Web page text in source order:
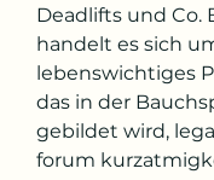
Deadlifts und Co.
handelt es sich
lebenswichtiges
das in der
gebildet wird,
forum